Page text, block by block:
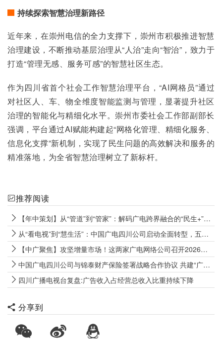
持续探索智慧治理新路径
近年来，在崇州电信的全力支撑下，崇州市积极推进智慧
治理建设，不断推动基层治理从“人治”走向“智治”，致力于
打造“管理无感、服务可感”的智慧社区生态。
作为四川省首个社会工作智慧治理平台，“AI网格员”通过
对社区人、车、物全维度智能监测与管理，显著提升社区
治理的智能化与精细化水平。崇州市委社会工作部副部长
强调，平台通过AI赋能构建起“网格化管理、精细化服务、
信息化支撑”新机制，实现了民生问题的高效解决和服务的
精准落地，为全省智慧治理树立了新标杆。
推荐阅读
【年中策划】从“管道”到“管家”：解码广电跨界融合的“民生+”内生逻辑
从“看电视”到“慧生活”：中国广电四川公司启动全面转型，五篇“大文章”解码下半年作战
【中广聚焦】攻坚增量市场！这两家广电网络公司召开2026半年工作会
中国广电四川公司与锦泰财产保险签署战略合作协议 共建“广电+保险”慧家民生新范式
四川广播电视台复盘:广告收入占经营总收入比重持续下降
分享到